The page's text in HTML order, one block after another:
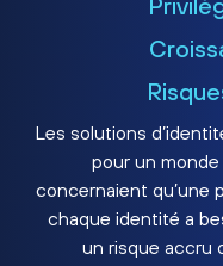
Les solutions
pour un
concernaient qu’une
chaque identité a
un risque accru